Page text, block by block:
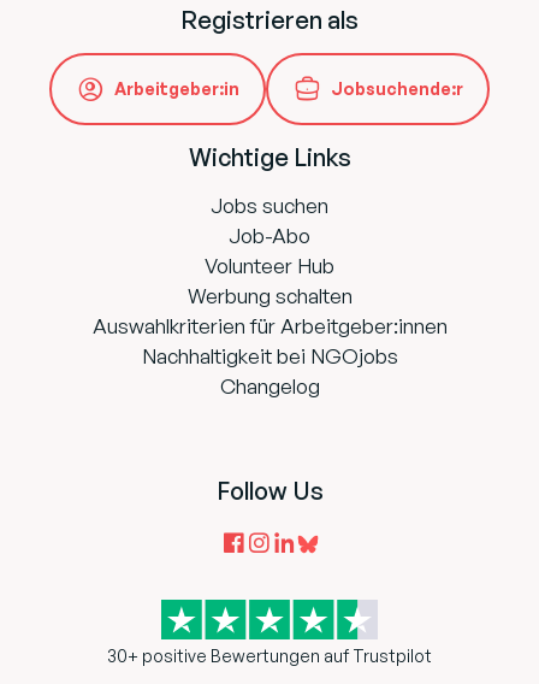
Registrieren als
Arbeitgeber:in Jobsuchende:r
Wichtige Links
Jobs suchen
Job-Abo
Volunteer Hub
Werbung schalten
Auswahlkriterien für Arbeitgeber:innen
Nachhaltigkeit bei NGOjobs
Changelog
Follow Us
30+ positive Bewertungen auf Trustpilot